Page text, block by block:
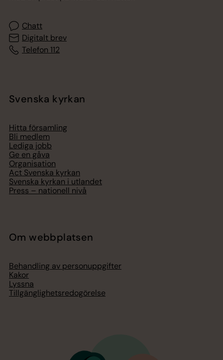
Chatt
Digitalt brev
Telefon 112
Svenska kyrkan
Hitta församling
Bli medlem
Lediga jobb
Ge en gåva
Organisation
Act Svenska kyrkan
Svenska kyrkan i utlandet
Press – nationell nivå
Om webbplatsen
Behandling av personuppgifter
Kakor
Lyssna
Tillgänglighetsredogörelse